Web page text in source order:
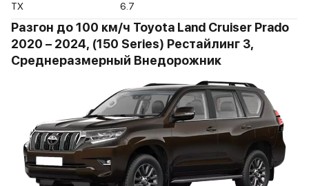
TX 6.7
Разгон до 100 км/ч Toyota Land Cruiser Prado
2020 – 2024, (150 Series) Рестайлинг 3,
Среднеразмерный Внедорожник